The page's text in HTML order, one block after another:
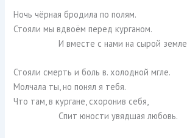
Ночь чёрная бродила по полям.
Стояли мы вдвоём перед курганом.
И вместе с нами на сырой земле
Стояли смерть и боль в. холодной мгле.
Молчала ты, но понял я тебя.
Что там, в кургане, схоронив себя,
Спит юности увядшая любовь.